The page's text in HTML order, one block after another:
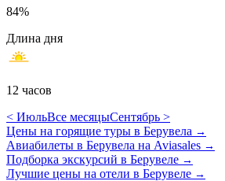
84%
Длина дня
12 часов
< ИюльВсе месяцыСентябрь >
Цены на горящие туры в Берувела →
Авиабилеты в Берувела на Aviasales →
Подборка экскурсий в Берувеле →
Лучшие цены на отели в Берувеле →